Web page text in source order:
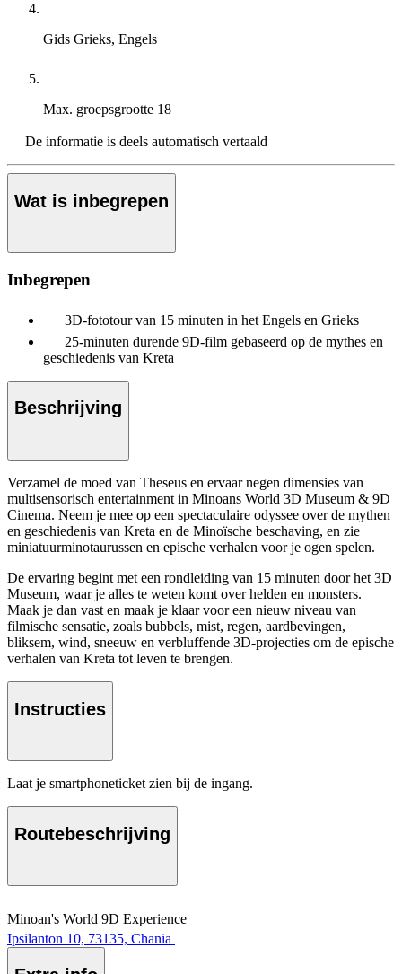
Gids Grieks, Engels
Max. groepsgrootte 18
De informatie is deels automatisch vertaald
Wat is inbegrepen
Inbegrepen
3D-fototour van 15 minuten in het Engels en Grieks
25-minuten durende 9D-film gebaseerd op de mythes en
geschiedenis van Kreta
Beschrijving
Verzamel de moed van Theseus en ervaar negen dimensies van
multisensorisch entertainment in Minoans World 3D Museum & 9D
Cinema. Neem je mee op een spectaculaire odyssee over de mythen
en geschiedenis van Kreta en de Minoïsche beschaving, en zie
miniatuurminotaurussen en epische verhalen voor je ogen spelen.
De ervaring begint met een rondleiding van 15 minuten door het 3D
Museum, waar je alles te weten komt over helden en monsters.
Maak je dan vast en maak je klaar voor een nieuw niveau van
filmische sensatie, zoals bubbels, mist, regen, aardbevingen,
bliksem, wind, sneeuw en verbluffende 3D-projecties om de epische
verhalen van Kreta tot leven te brengen.
Instructies
Laat je smartphoneticket zien bij de ingang.
Routebeschrijving
Minoan's World 9D Experience
Ipsilanton 10, 73135, Chania